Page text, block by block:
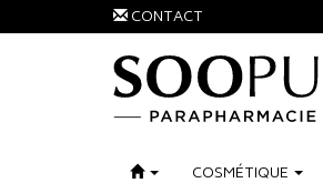
CONTACT
COSMÉTIQUE